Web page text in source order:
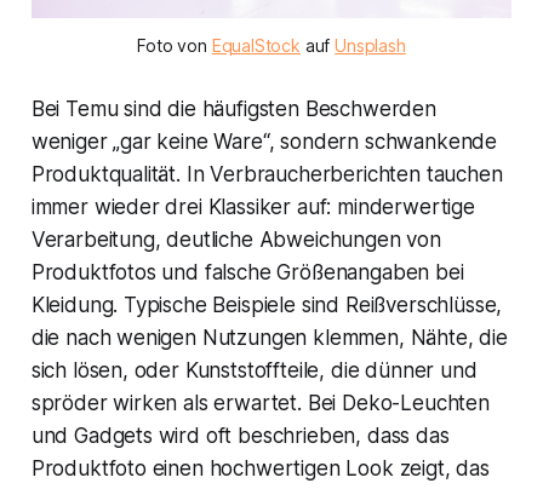
Foto von EqualStock aufUnsplash
Bei Temu sind die häufigsten Beschwerden
weniger „gar keine Ware“, sondern schwankende
Produktqualität. In Verbraucherberichten tauchen
immer wieder drei Klassiker auf: minderwertige
Verarbeitung, deutliche Abweichungen von
Produktfotos und falsche Größenangaben bei
Kleidung. Typische Beispiele sind Reißverschlüsse,
die nach wenigen Nutzungen klemmen, Nähte, die
sich lösen, oder Kunststoffteile, die dünner und
spröder wirken als erwartet. Bei Deko-Leuchten
und Gadgets wird oft beschrieben, dass das
Produktfoto einen hochwertigen Look zeigt, das